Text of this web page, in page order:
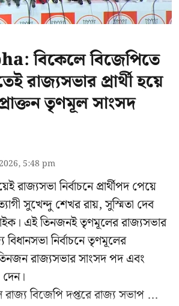
বিকেলে বিজেপিতে
রাজ্যসভার প্রার্থী হয়ে
তৃণমূল সাংসদ
5:48 pm
রাজ্যসভা নির্বাচনে প্রার্থীপদ পেয়ে
সুখেন্দু শেখর রায়, সুস্মিতা দেব
এই তিনজনই তৃণমূলের রাজ্যসভার
নির্বাচনে তৃণমূলের
রাজ্যসভার সাংসদ পদ এবং
রাজ্য বিজেপি দপ্তরেরাজ্য সভাপ ...